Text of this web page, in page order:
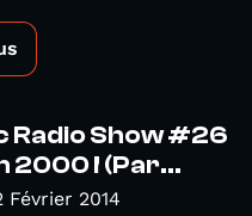
Radio Show #26
2000 ! (Par...
Février 2014